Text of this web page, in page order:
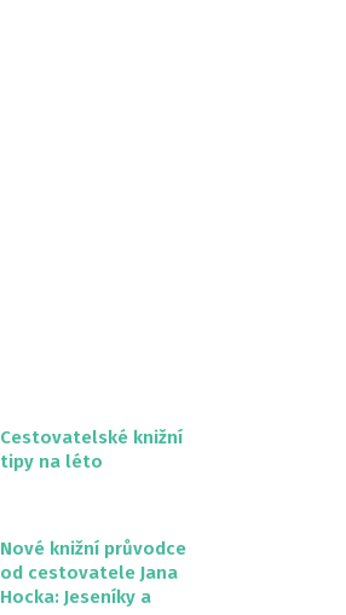
Cestovatelské knižní
tipy na léto
Nové knižní průvodce
od cestovatele Jana
Hocka: Jeseníky a